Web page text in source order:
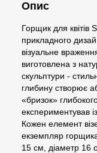
Опис
Горщик для квітів
прикладного
візуальне
виготовлена з
скульптури -
глибину створює
«бризок»
експериментував
Кожен елемент
екземпляр
15 см, діаметр 16